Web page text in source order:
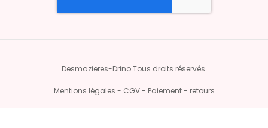
Desmazieres-Drino Tous droits réservés.
Mentions légales - CGV - Paiement - retours